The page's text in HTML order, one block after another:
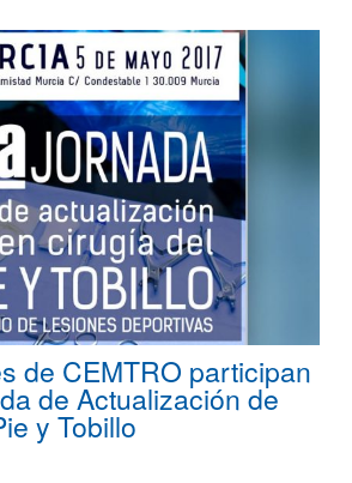
de CEMTRO participan
de Actualización de
y Tobillo